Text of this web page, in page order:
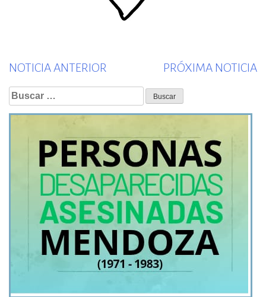
NOTICIA ANTERIOR
post:
PRÓXIMA NOTICIA
Buscar: